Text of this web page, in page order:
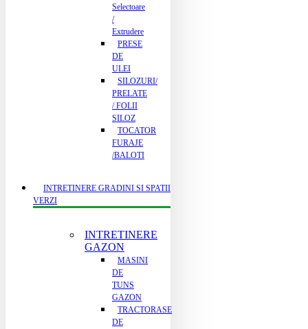
Selectoare
/
Extrudere
PRESE
DE
ULEI
SILOZURI/
PRELATE
/ FOLII
SILOZ
TOCATOR
FURAJE
/BALOTI
INTRETINERE GRADINI SI SPATII
VERZI
INTRETINERE
GAZON
MASINI
DE
TUNS
GAZON
TRACTORASE
DE